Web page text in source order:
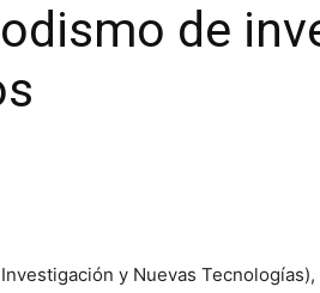
de
y Nuevas